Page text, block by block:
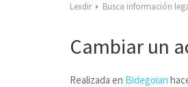
Lexdir Busca información
Cambiar un
Realizada en Bidegoian